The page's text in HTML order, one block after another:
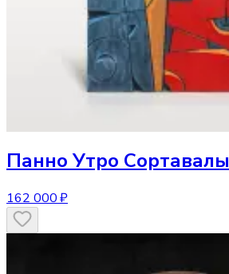
Панно Утро Сортавалы
162 000 ₽